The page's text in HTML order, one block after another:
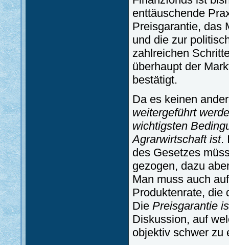
enttäuschende
Preisgarantie, das
und die zur
zahlreichen
überhaupt der
bestätigt.
Da es keinen
weitergeführt
wichtigsten
Agrarwirtschaft ist.
des Gesetzes
gezogen, dazu
Man muss auch
Produktenrate, die
Die Preisgarantie
Diskussion, auf
objektiv schwer zu